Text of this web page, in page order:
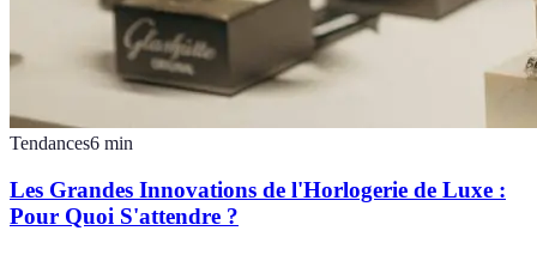
Tendances6 min
Les Grandes Innovations de l'Horlogerie de Luxe :
Pour Quoi S'attendre ?